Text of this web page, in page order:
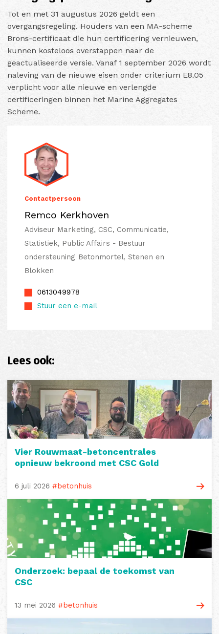
Tot en met 31 augustus 2026 geldt een
overgangsregeling. Houders van een MA-scheme
Brons-certificaat die hun certificering vernieuwen,
kunnen kosteloos overstappen naar de
geactualiseerde versie. Vanaf 1 september 2026 wordt
naleving van de nieuwe eisen onder criterium E8.05
verplicht voor alle nieuwe en verlengde
certificeringen binnen het Marine Aggregates
Scheme.
Contactpersoon
Remco Kerkhoven
Adviseur Marketing, CSC, Communicatie,
Statistiek, Public Affairs - Bestuur
ondersteuning Betonmortel, Stenen en
Blokken
0613049978
Stuur een e-mail
Lees ook:
Vier Rouwmaat-betoncentrales
opnieuw bekroond met CSC Gold
6 juli 2026 #betonhuis
Onderzoek: bepaal de toekomst van
CSC
13 mei 2026 #betonhuis